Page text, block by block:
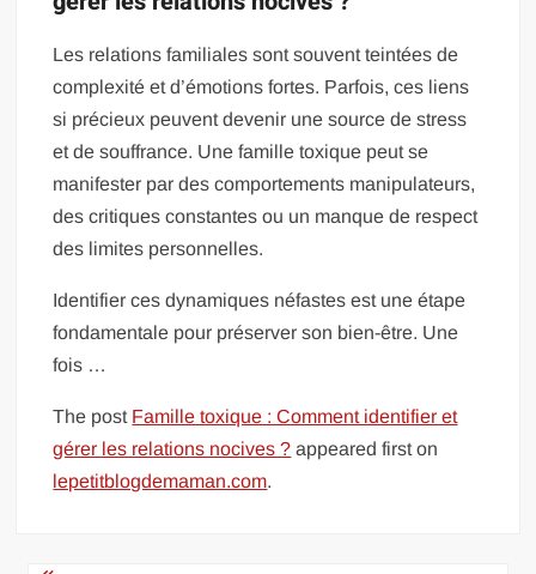
Les relations familiales sont souvent teintées de
complexité et d’émotions fortes. Parfois, ces liens
si précieux peuvent devenir une source de stress
et de souffrance. Une famille toxique peut se
manifester par des comportements manipulateurs,
des critiques constantes ou un manque de respect
des limites personnelles.
Identifier ces dynamiques néfastes est une étape
fondamentale pour préserver son bien-être. Une
fois …
The post Famille toxique : Comment identifier et
gérer les relations nocives ? appeared first on
lepetitblogdemaman.com.